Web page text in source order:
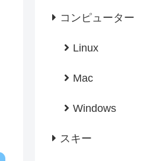
コンピューター
Linux
Mac
Windows
スキー